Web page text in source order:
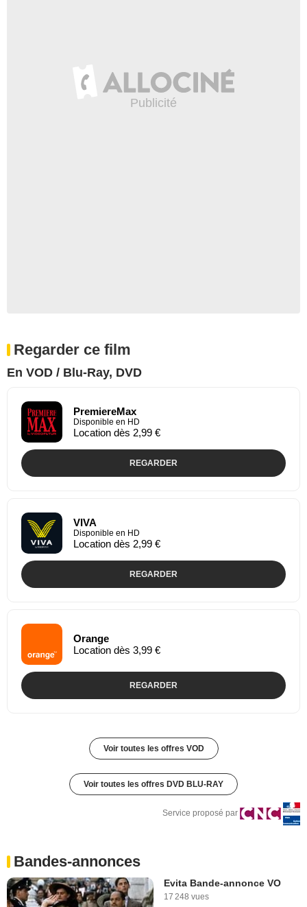
Regarder ce film
En VOD / Blu-Ray, DVD
PremiereMax
Disponible en HD
Location dès 2,99 €
REGARDER
VIVA
Disponible en HD
Location dès 2,99 €
REGARDER
Orange
Location dès 3,99 €
REGARDER
Voir toutes les offres VOD
Voir toutes les offres DVD BLU-RAY
Service proposé par
Bandes-annonces
Evita Bande-annonce VO
17 248 vues